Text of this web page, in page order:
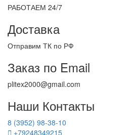
РАБОТАЕМ 24/7
Доставка
Отправим ТК по РФ
Заказ по Email
plitex2000@gmail.com
Наши Контакты
8 (3952) 98-38-10
+79248349215